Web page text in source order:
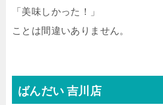
「美味しかった！」
ことは間違いありません。
ばんだい 吉川店